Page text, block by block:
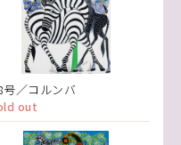
号／コルンバ
out